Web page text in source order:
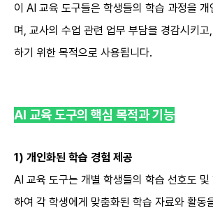
이 AI 교육 도구들은 학생들의 학습 과정을
며, 교사의 수업 관련 업무 부담을 경감시키
하기 위한 목적으로 사용됩니다.
AI 교육 도구의 핵심 목적과 기능
1) 개인화된 학습 경험 제공
AI 교육 도구는 개별 학생들의 학습 선호도 및
하여 각 학생에게 맞춤화된 학습 자료와 활동